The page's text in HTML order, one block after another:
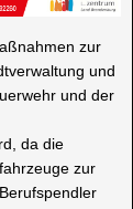
und
da die
zur
nach